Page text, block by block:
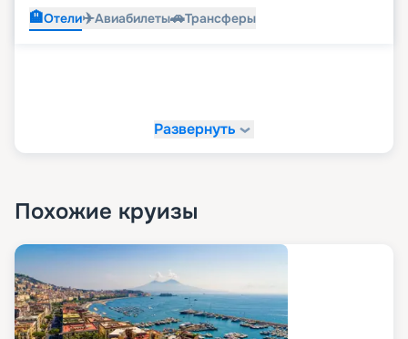
🏨Отели✈️Авиабилеты🚗Трансферы
Развернуть
Похожие круизы